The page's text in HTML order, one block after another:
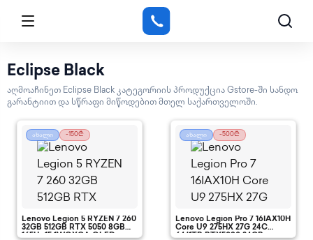
Eclipse Black
აღმოაჩინეთ Eclipse Black კატეგორიის პროდუქცია Gstore-ში სანდო
გარანტიით და სწრაფი მიწოდებით მთელ საქართველოში.
ახალი -150₾
Lenovo Legion 5 RYZEN 7 260
32GB 512GB RTX 5050 8GB
ახალი -500₾
Lenovo Legion Pro 7 16IAX10H
Core U9 275HX 27G 24C